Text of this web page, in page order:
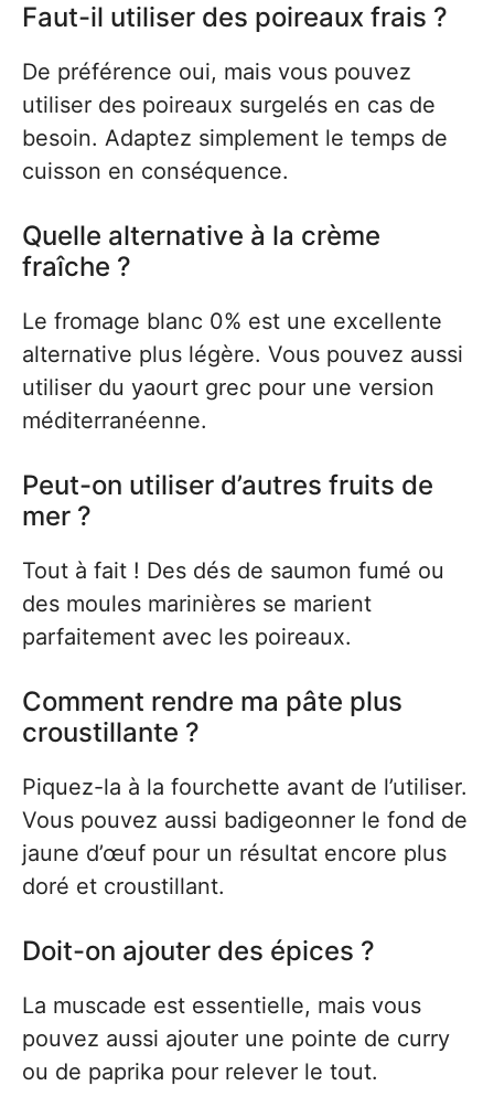
Faut-il utiliser des poireaux frais ?
De préférence oui, mais vous pouvez
utiliser des poireaux surgelés en cas de
besoin. Adaptez simplement le temps de
cuisson en conséquence.
Quelle alternative à la crème
fraîche ?
Le fromage blanc 0% est une excellente
alternative plus légère. Vous pouvez aussi
utiliser du yaourt grec pour une version
méditerranéenne.
Peut-on utiliser d’autres fruits de
mer ?
Tout à fait ! Des dés de saumon fumé ou
des moules marinières se marient
parfaitement avec les poireaux.
Comment rendre ma pâte plus
croustillante ?
Piquez-la à la fourchette avant de l’utiliser.
Vous pouvez aussi badigeonner le fond de
jaune d’œuf pour un résultat encore plus
doré et croustillant.
Doit-on ajouter des épices ?
La muscade est essentielle, mais vous
pouvez aussi ajouter une pointe de curry
ou de paprika pour relever le tout.